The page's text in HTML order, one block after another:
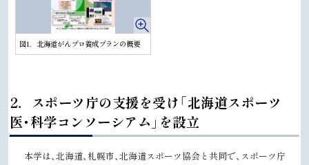
図1．北海道がんプロ養成プランの概要
ト
ッ
プ
2．スポーツ庁の支援を受け「北海道スポーツ
医・科学コンソーシアム」を設立
本学は、北海道、札幌市、北海道スポーツ協会と共同で、スポーツ庁